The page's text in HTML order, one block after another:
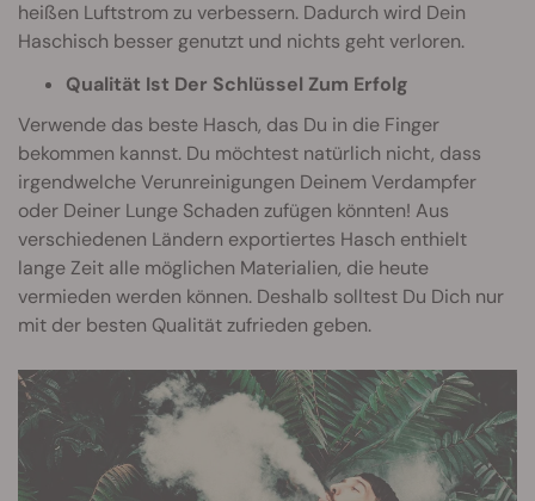
heißen Luftstrom zu verbessern. Dadurch wird Dein
Haschisch besser genutzt und nichts geht verloren.
Qualität Ist Der Schlüssel Zum Erfolg
Verwende das beste Hasch, das Du in die Finger
bekommen kannst. Du möchtest natürlich nicht, dass
irgendwelche Verunreinigungen Deinem Verdampfer
oder Deiner Lunge Schaden zufügen könnten! Aus
verschiedenen Ländern exportiertes Hasch enthielt
lange Zeit alle möglichen Materialien, die heute
vermieden werden können. Deshalb solltest Du Dich nur
mit der besten Qualität zufrieden geben.